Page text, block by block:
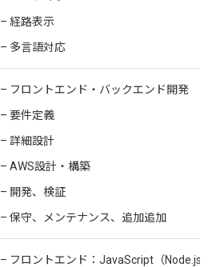
– 経路表示
– 多言語対応
– フロントエンド・バックエンド開発
– 要件定義
– 詳細設計
– AWS設計・構築
– 開発、検証
– 保守、メンテナンス、追加追加
– フロントエンド：JavaScript（Node.js